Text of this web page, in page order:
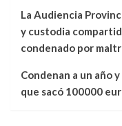
La Audiencia
y custodia
condenado por
Condenan a un año
que sacó 100000